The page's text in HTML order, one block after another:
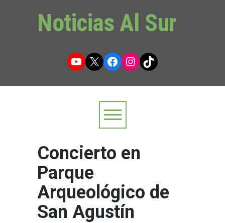
Noticias Al Sur
YouTube
X Facebook
Instagram
TikTok
Concierto en
Parque
Arqueológico de
San Agustín